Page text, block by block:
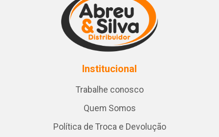
Institucional
Trabalhe conosco
Quem Somos
Política de Troca e Devolução